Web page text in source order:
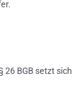
26 BGB setzt sich